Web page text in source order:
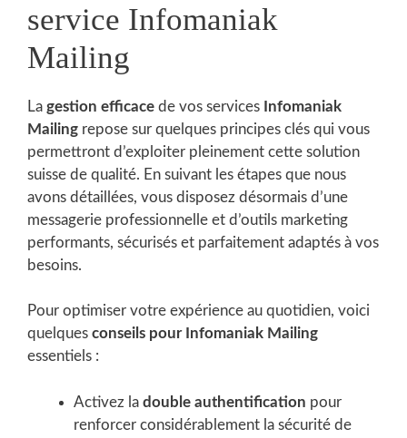
service Infomaniak
Mailing
La gestion efficace de vos services Infomaniak
Mailing repose sur quelques principes clés qui vous
permettront d’exploiter pleinement cette solution
suisse de qualité. En suivant les étapes que nous
avons détaillées, vous disposez désormais d’une
messagerie professionnelle et d’outils marketing
performants, sécurisés et parfaitement adaptés à vos
besoins.
Pour optimiser votre expérience au quotidien, voici
quelques conseils pour Infomaniak Mailing
essentiels :
Activez la double authentification pour
renforcer considérablement la sécurité de